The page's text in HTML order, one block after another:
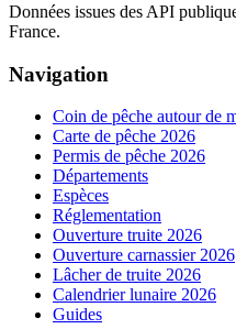
Données issues des API
France.
Navigation
Coin de pêche autour de
Carte de pêche 2026
Permis de pêche 2026
Départements
Espèces
Réglementation
Ouverture truite 2026
Ouverture carnassier 2026
Lâcher de truite 2026
Calendrier lunaire 2026
Guides